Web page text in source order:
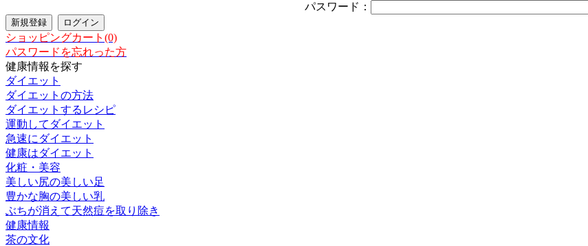
パスワード：
ショッピングカート(0)
パスワードを忘れった方
健康情報を探す
ダイエット
ダイエットの方法
ダイエットするレシピ
運動してダイエット
急速にダイエット
健康はダイエット
化粧・美容
美しい尻の美しい足
豊かな胸の美しい乳
ぶちが消えて天然痘を取り除き
健康情報
茶の文化